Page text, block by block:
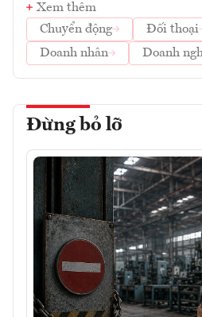
Xem thêm
Chuyển động
Đối thoại
Doanh nhân
Doanh
Đừng bỏ lỡ